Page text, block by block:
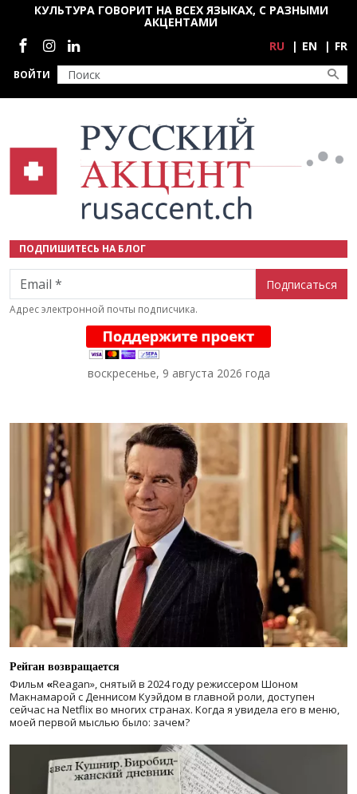
Перейти к основному содержанию
ВОЙТИ
КУЛЬТУРА ГОВОРИТ НА ВСЕХ ЯЗЫКАХ, С РАЗНЫМИ
АКЦЕНТАМИ
Социальные сети
RU EN FR
ПОДПИШИТЕСЬ НА БЛОГ
Email
Адрес электронной почты подписчика.
воскресенье, 9 августа 2026 года
Рейган возвращается
Фильм «Reagan», снятый в 2024 годурежиссером Шоном
Макнамарой с Деннисом Куэйдом в главной роли, доступен
сейчас на Netflix во многих странах. Когда я увидела его в меню,
моей первой мыслью было: зачем?